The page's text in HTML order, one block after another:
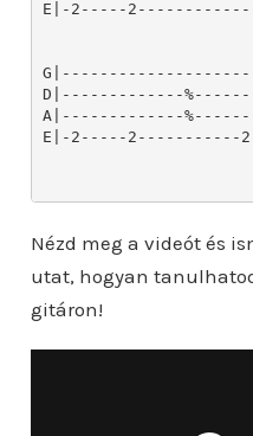
Nézd meg a videót és
utat, hogyan
gitáron!